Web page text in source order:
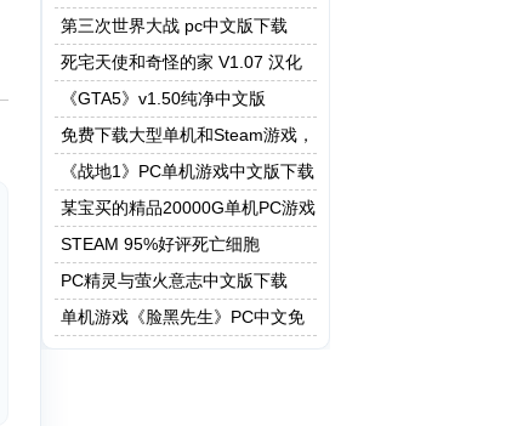
第三次世界大战 pc中文版下载
死宅天使和奇怪的家 V1.07 汉化
作弊版
《GTA5》v1.50纯净中文版
免费下载大型单机和Steam游戏，
5208G资源一键快速下载
《战地1》PC单机游戏中文版下载
某宝买的精品20000G单机PC游戏
STEAM 95%好评死亡细胞
PC精灵与萤火意志中文版下载
单机游戏《脸黑先生》PC中文免
安装下载